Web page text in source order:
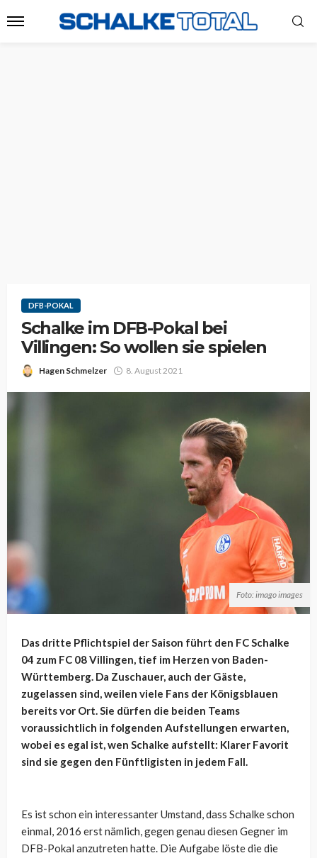
DFB-POKAL
Schalke im DFB-Pokal bei
Villingen: So wollen sie spielen
Hagen Schmelzer 8. August 2021
Foto: imago images
Das dritte Pflichtspiel der Saison führt den FC Schalke
04 zum FC 08 Villingen, tief im Herzen von Baden-
Württemberg. Da Zuschauer, auch der Gäste,
zugelassen sind, weilen viele Fans der Königsblauen
bereits vor Ort. Sie dürfen die beiden Teams
voraussichtlich in folgenden Aufstellungen erwarten,
wobei es egal ist, wen Schalke aufstellt: Klarer Favorit
sind sie gegen den Fünftligisten in jedem Fall.
Es ist schon ein interessanter Umstand, dass Schalke schon
einmal, 2016 erst nämlich, gegen genau diesen Gegner im
DFB-Pokal anzutreten hatte. Die Aufgabe löste die die